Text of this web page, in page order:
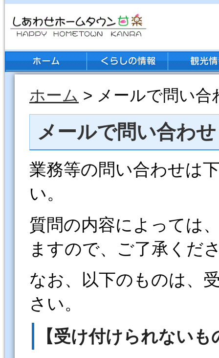
ホーム > メールで問い合
メールで問い合わせ
業務等の問い合わせは
い。
質問の内容によっては
ますので、ご了承くだ
なお、以下のものは、
さい。
【受け付けられないも